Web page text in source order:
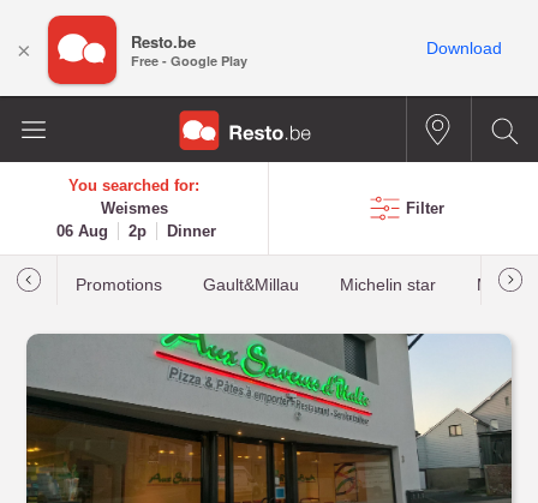
You searched for:
Weismes
06 Aug
2p Dinner
Filter
Promotions Gault&Millau Michelin star Most
× Resto.be
Free - Google Play
Download